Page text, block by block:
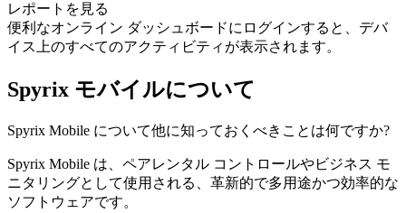
レポートを見る
便利なオンライン ダッシュボードにログインすると、デバ
イス上のすべてのアクティビティが表示されます。
Spyrix モバイルについて
Spyrix Mobile について他に知っておくべきことは何ですか?
Spyrix Mobile は、ペアレンタル コントロールやビジネス モ
ニタリングとして使用される、革新的で多用途かつ効率的な
ソフトウェアです。